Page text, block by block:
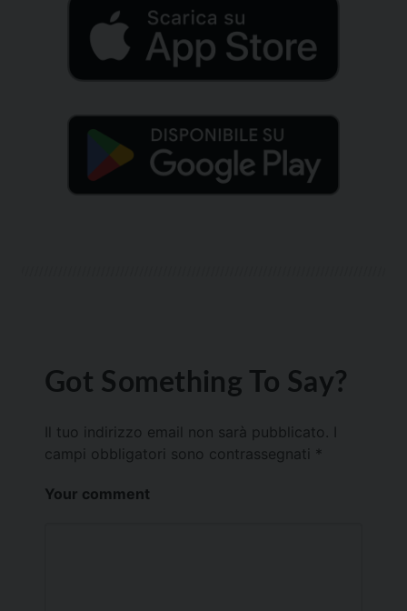
Got Something To Say?
Il tuo indirizzo email non sarà pubblicato.
campi obbligatori sono contrassegnati *
Your comment